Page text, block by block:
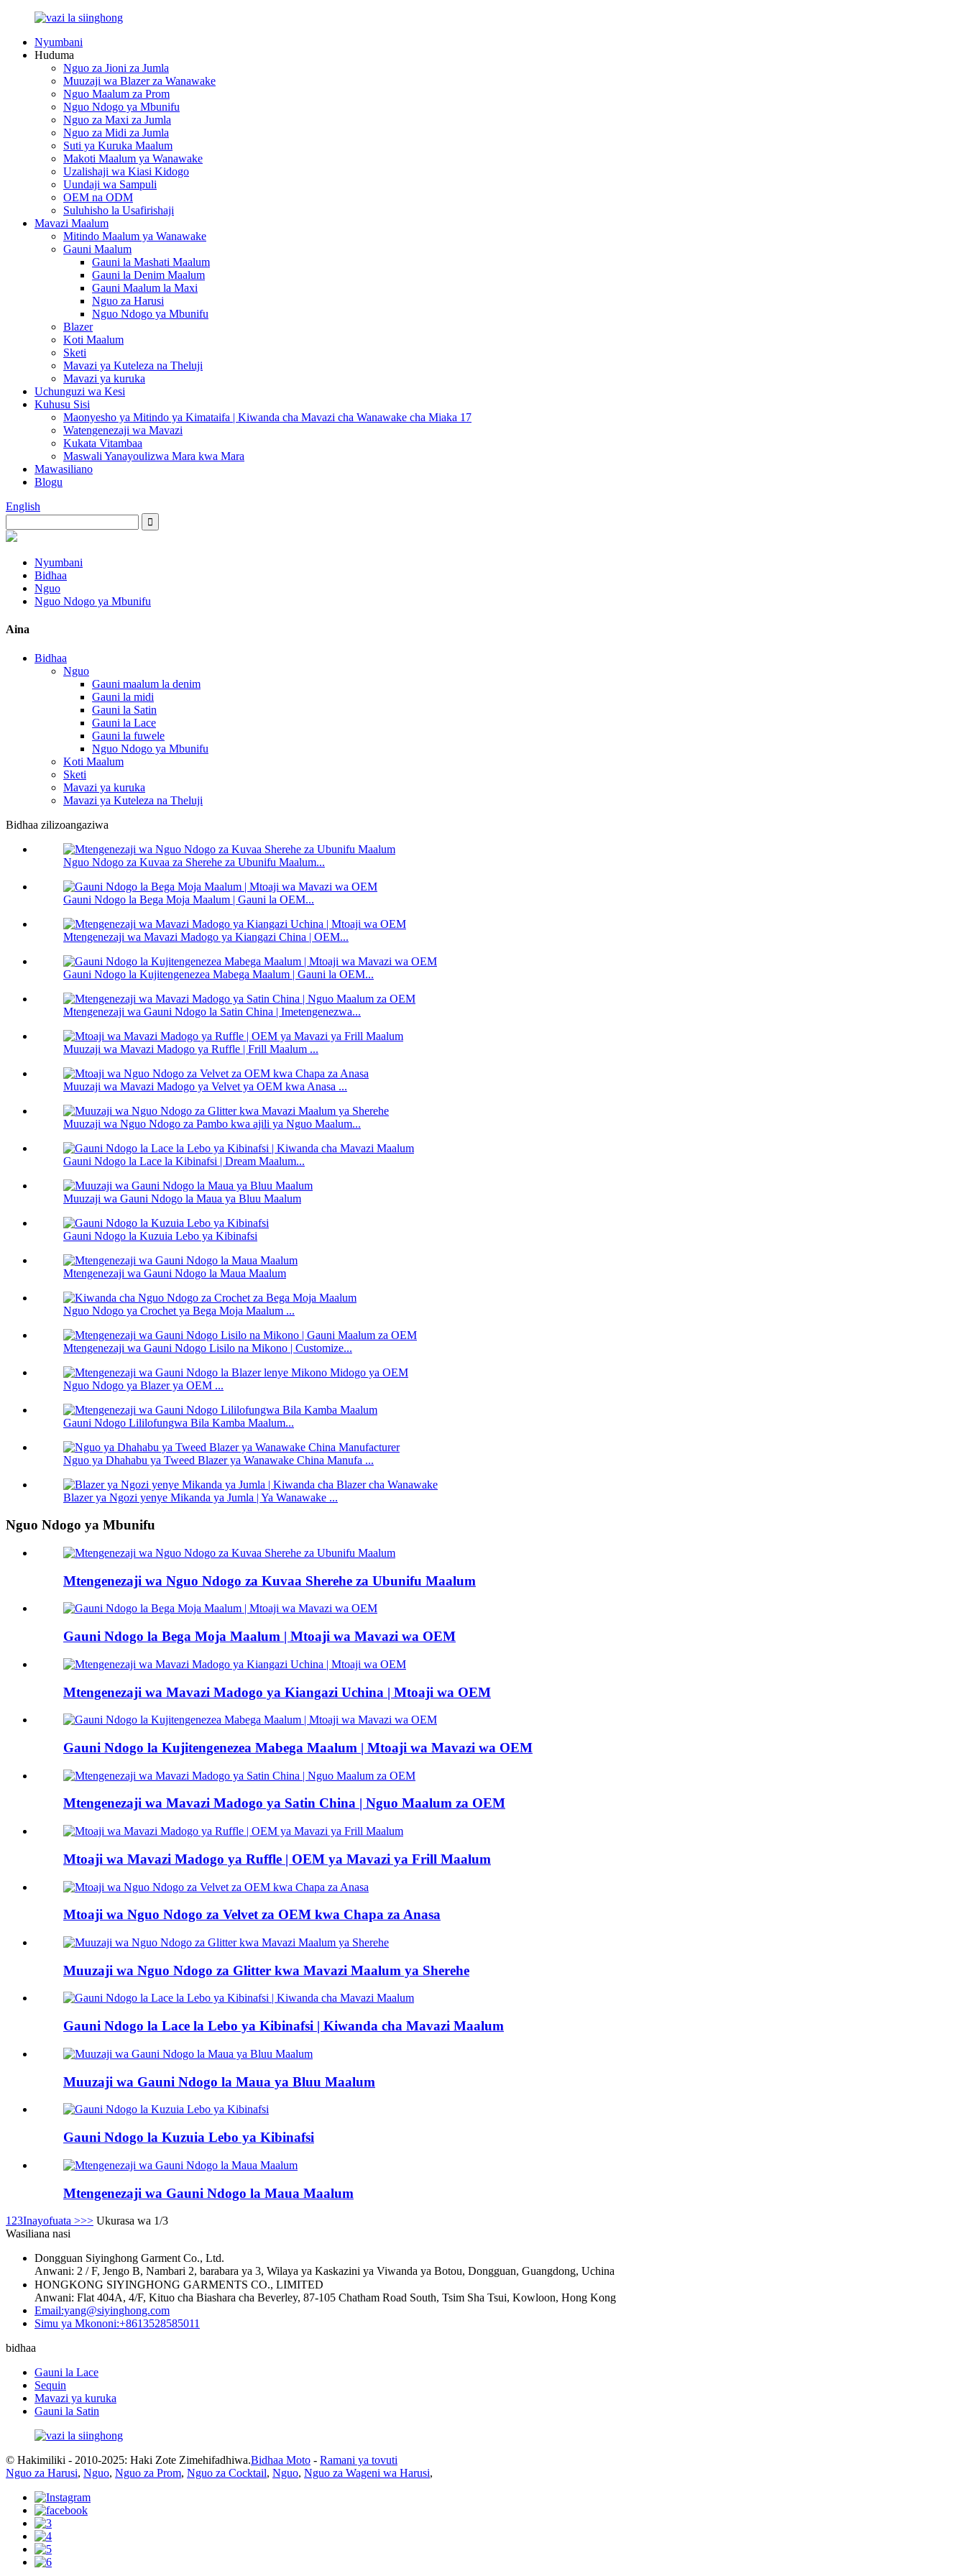
Nyumbani
Huduma
Nguo za Jioni za Jumla
Muuzaji wa Blazer za Wanawake
Nguo Maalum za Prom
Nguo Ndogo ya Mbunifu
Nguo za Maxi za Jumla
Nguo za Midi za Jumla
Suti ya Kuruka Maalum
Makoti Maalum ya Wanawake
Uzalishaji wa Kiasi Kidogo
Uundaji wa Sampuli
OEM na ODM
Suluhisho la Usafirishaji
Mavazi Maalum
Mitindo Maalum ya Wanawake
Gauni Maalum
Gauni la Mashati Maalum
Gauni la Denim Maalum
Gauni Maalum la Maxi
Nguo za Harusi
Nguo Ndogo ya Mbunifu
Blazer
Koti Maalum
Sketi
Mavazi ya Kuteleza na Theluji
Mavazi ya kuruka
Uchunguzi wa Kesi
Kuhusu Sisi
Maonyesho ya Mitindo ya Kimataifa | Kiwanda cha Mavazi cha Wanawake cha Miaka 17
Watengenezaji wa Mavazi
Kukata Vitambaa
Maswali Yanayoulizwa Mara kwa Mara
Mawasiliano
Blogu
English
Nyumbani
Bidhaa
Nguo
Nguo Ndogo ya Mbunifu
Aina
Bidhaa
Nguo
Gauni maalum la denim
Gauni la midi
Gauni la Satin
Gauni la Lace
Gauni la fuwele
Nguo Ndogo ya Mbunifu
Koti Maalum
Sketi
Mavazi ya kuruka
Mavazi ya Kuteleza na Theluji
Bidhaa zilizoangaziwa
Nguo Ndogo za Kuvaa za Sherehe za Ubunifu Maalum...
Gauni Ndogo la Bega Moja Maalum | Gauni la OEM...
Mtengenezaji wa Mavazi Madogo ya Kiangazi China | OEM...
Gauni Ndogo la Kujitengenezea Mabega Maalum | Gauni la OEM...
Mtengenezaji wa Gauni Ndogo la Satin China | Imetengenezwa...
Muuzaji wa Mavazi Madogo ya Ruffle | Frill Maalum ...
Muuzaji wa Mavazi Madogo ya Velvet ya OEM kwa Anasa ...
Muuzaji wa Nguo Ndogo za Pambo kwa ajili ya Nguo Maalum...
Gauni Ndogo la Lace la Kibinafsi | Dream Maalum...
Muuzaji wa Gauni Ndogo la Maua ya Bluu Maalum
Gauni Ndogo la Kuzuia Lebo ya Kibinafsi
Mtengenezaji wa Gauni Ndogo la Maua Maalum
Nguo Ndogo ya Crochet ya Bega Moja Maalum ...
Mtengenezaji wa Gauni Ndogo Lisilo na Mikono | Customize...
Nguo Ndogo ya Blazer ya OEM ...
Gauni Ndogo Lililofungwa Bila Kamba Maalum...
Nguo ya Dhahabu ya Tweed Blazer ya Wanawake China Manufa ...
Blazer ya Ngozi yenye Mikanda ya Jumla | Ya Wanawake ...
Nguo Ndogo ya Mbunifu
Mtengenezaji wa Nguo Ndogo za Kuvaa Sherehe za Ubunifu Maalum
Gauni Ndogo la Bega Moja Maalum | Mtoaji wa Mavazi wa OEM
Mtengenezaji wa Mavazi Madogo ya Kiangazi Uchina | Mtoaji wa OEM
Gauni Ndogo la Kujitengenezea Mabega Maalum | Mtoaji wa Mavazi wa OEM
Mtengenezaji wa Mavazi Madogo ya Satin China | Nguo Maalum za OEM
Mtoaji wa Mavazi Madogo ya Ruffle | OEM ya Mavazi ya Frill Maalum
Mtoaji wa Nguo Ndogo za Velvet za OEM kwa Chapa za Anasa
Muuzaji wa Nguo Ndogo za Glitter kwa Mavazi Maalum ya Sherehe
Gauni Ndogo la Lace la Lebo ya Kibinafsi | Kiwanda cha Mavazi Maalum
Muuzaji wa Gauni Ndogo la Maua ya Bluu Maalum
Gauni Ndogo la Kuzuia Lebo ya Kibinafsi
Mtengenezaji wa Gauni Ndogo la Maua Maalum
1 23Inayofuata >>> Ukurasa wa 1/3
Wasiliana nasi
Dongguan Siyinghong Garment Co., Ltd.
Anwani: 2 / F, Jengo B, Nambari 2, barabara ya 3, Wilaya ya Kaskazini ya Viwanda ya Botou, Dongguan, Guangdong, Uchina
HONGKONG SIYINGHONG GARMENTS CO., LIMITED
Anwani: Flat 404A, 4/F, Kituo cha Biashara cha Beverley, 87-105 Chatham Road South, Tsim Sha Tsui, Kowloon, Hong Kong
Email:yang@siyinghong.com
Simu ya Mkononi:+8613528585011
bidhaa
Gauni la Lace
Sequin
Mavazi ya kuruka
Gauni la Satin
© Hakimiliki - 2010-2025: Haki Zote Zimehifadhiwa.Bidhaa Moto - Ramani ya tovuti
Nguo za Harusi, Nguo, Nguo za Prom, Nguo za Cocktail, Nguo, Nguo za Wageni wa Harusi,